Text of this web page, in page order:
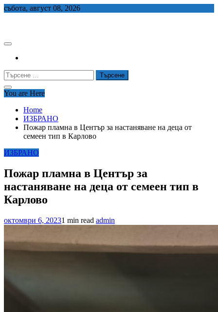
Skip
събота, август 08, 2026
Търсене
за:
You are Here
Home
ИЗБРАНО
Пожар пламна в Център за настаняване на деца от
семеен тип в Карлово
ИЗБРАНО
Пожар пламна в Център за
настаняване на деца от семеен тип в
Карлово
октомври 6, 20231 min read admin